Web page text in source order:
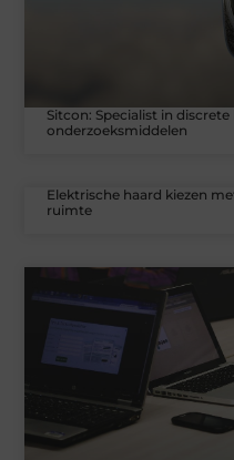
Sitcon: Specialist in
onderzoeksmiddelen
Elektrische haard kiezen
ruimte